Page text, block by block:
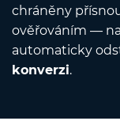
chráněny
ověřováním —
automaticky
konverzi.